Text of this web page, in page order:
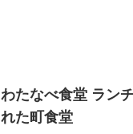
わたなべ食堂 ラン
れた町食堂